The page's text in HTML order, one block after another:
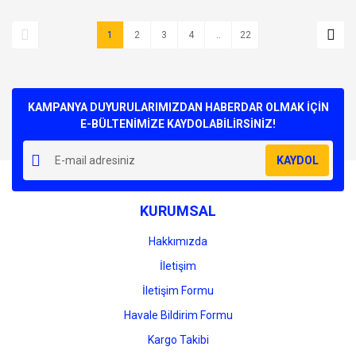
1 2 3 4 .. 22
KAMPANYA DUYURULARIMIZDAN HABERDAR OLMAK İÇİN
E-BÜLTENİMİZE KAYDOLABİLİRSİNİZ!
KAYDOL
KURUMSAL
Hakkımızda
İletişim
İletişim Formu
Havale Bildirim Formu
Kargo Takibi